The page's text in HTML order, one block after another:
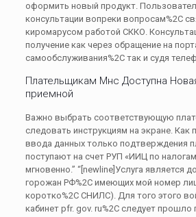
оформить новый продукт.
консультации вопреки вопросам%2C
киромарусом работой СККО.
получение как через обращение на
самообслуживания%2C так и судя
Плательщикам Мнс Доступна
приемной
Важно выбрать соответствующую
следовать инструкциям на экране. Как
ввода данных только подтверждения
поступают на счет РУП «ИИЦ по
мгновенно.” “[newline]Услуга является
горожан РФ%2C имеющих мой номер
коротко%2C СНИЛС). Для того этого
кабинет pfr. gov. ru%2C следует прошло